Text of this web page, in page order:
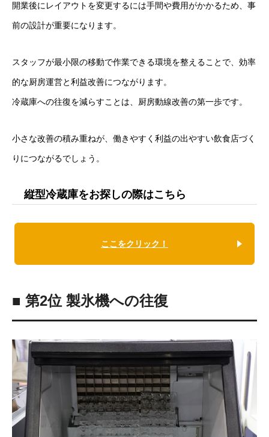
開業後にレイアウトを変更するには手間や費用がかかるため、事
前の設計が重要になります。
スタッフが最小限の移動で作業できる環境を整えることで、効率
的な厨房運営と利益改善につながります。
冷蔵庫への往復を減らすことは、厨房動線改善の第一歩です。
小さな改善の積み重ねが、働きやすく利益の出やすい飲食店づく
りにつながるでしょう。
縦型冷蔵庫をお探しの際はこちら
ここをクリック！
■ 第2位 製氷機への往復